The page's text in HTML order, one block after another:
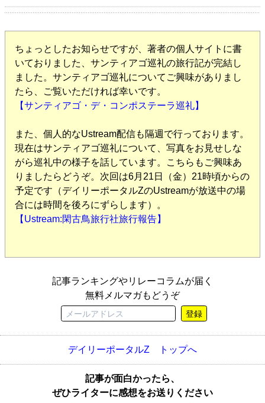
ちょっとしたお知らせですが、著者の個人サイトに書
いておりました、サンティアゴ巡礼の旅行記が完結し
ました。サンティアゴ巡礼についてご興味がありまし
たら、ご覧いただければ幸いです。
【サンティアゴ・デ・コンポステーラ巡礼】
また、個人的なUstream配信も隔週で行っております。
現在はサンティアゴ巡礼について、写真をお見せしな
がら巡礼中の様子を話しています。こちらもご興味あ
りましたらどうぞ。次回は6月21日（金）21時頃からの
予定です（デイリーポータルZのUstreamが放送中の場
合には時間を後ろにずらします）。
【Ustream:閑古鳥旅行社旅行報告】
記事ランキングやリレーコラムが届く
無料メルマガもどうぞ
登録
デイリーポータルZ トップへ
記事が面白かったら、
ぜひライターに感想をお送りください